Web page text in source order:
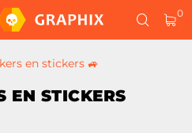
0
en stickers 🚙
EN STICKERS